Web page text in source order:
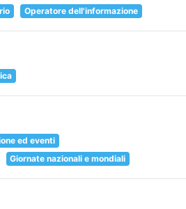
Operatore dell'informazione
ed eventi
Giornate nazionali e mondiali